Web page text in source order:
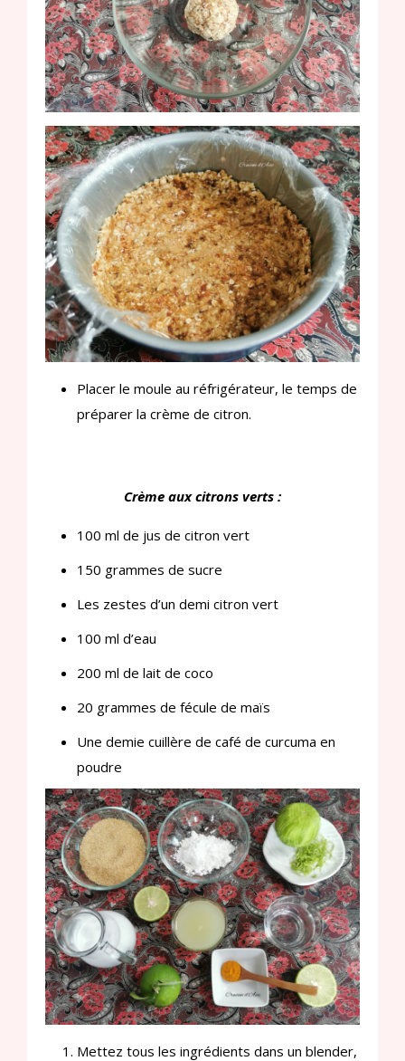
Placer le moule au réfrigérateur, le temps de
préparer la crème de citron.
Crème aux citrons verts :
100 ml de jus de citron vert
150 grammes de sucre
Les zestes d’un demi citron vert
100 ml d’eau
200 ml de lait de coco
20 grammes de fécule de maïs
Une demie cuillère de café de curcuma en
poudre
Mettez tous les ingrédients dans un blender,